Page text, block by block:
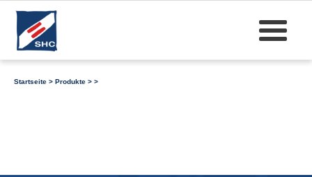
Startseite > Produkte > >